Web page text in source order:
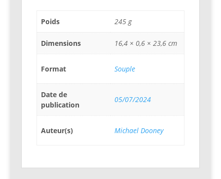
Poids 245 g
Dimensions 16,4 × 0,6 × 23,6 cm
Format Souple
Date de
publication
05/07/2024
Auteur(s) Michael Dooney